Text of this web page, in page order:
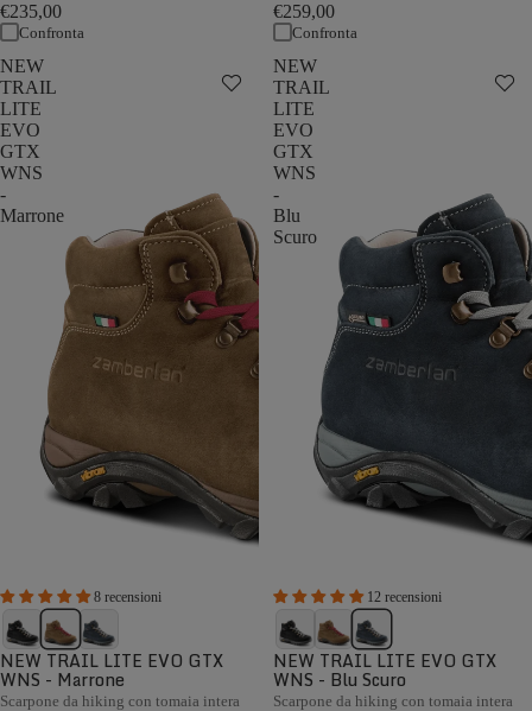
€235,00
Confronta
€259,00
Confronta
NEW
TRAIL
LITE
EVO
GTX
WNS
-
Marrone
8 recensioni
NEW TRAIL LITE EVO GTX
WNS - Marrone
Scarpone da hiking con tomaia intera
NEW
TRAIL
LITE
EVO
GTX
WNS
-
Blu
Scuro
12 recensioni
NEW TRAIL LITE EVO GTX
WNS - Blu Scuro
Scarpone da hiking con tomaia intera